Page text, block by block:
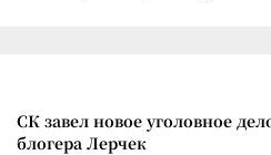
СК завел новое уголовное
блогера Лерчек